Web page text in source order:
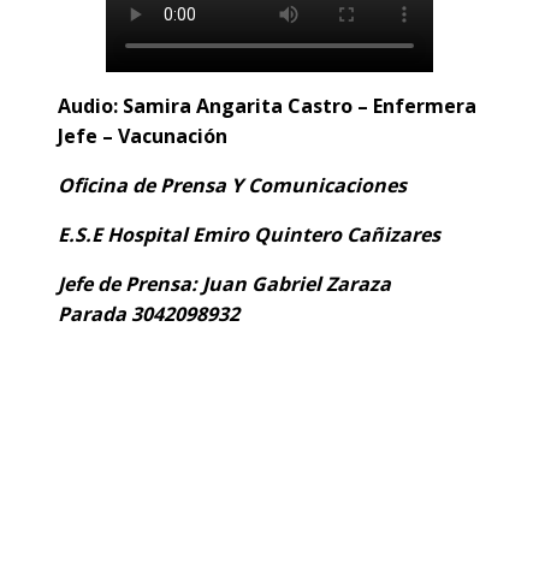
Audio: Samira Angarita Castro – Enfermera
Jefe – Vacunación
Oficina de Prensa Y Comunicaciones
E.S.E Hospital Emiro Quintero Cañizares
Jefe de Prensa: Juan Gabriel Zaraza
Parada3042098932